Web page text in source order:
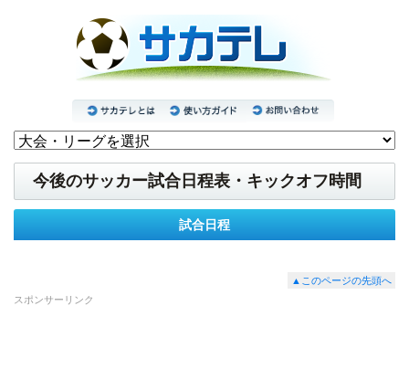
今後のサッカー試合日程表・キックオフ時間
試合日程
▲このページの先頭へ
スポンサーリンク